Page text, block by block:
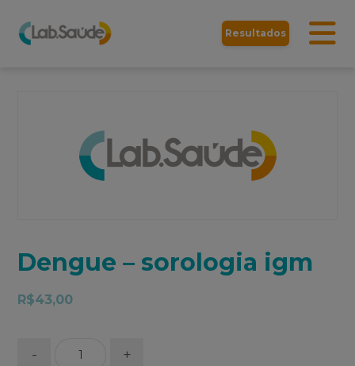
Resultados
Dengue – sorologia igm
R$43,00
- +